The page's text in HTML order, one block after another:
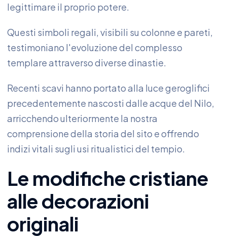
legittimare il proprio potere.
Questi simboli regali, visibili su colonne e pareti,
testimoniano l'evoluzione del complesso
templare attraverso diverse dinastie.
Recenti scavi hanno portato alla luce geroglifici
precedentemente nascosti dalle acque del Nilo,
arricchendo ulteriormente la nostra
comprensione della storia del sito e offrendo
indizi vitali sugli usi ritualistici del tempio.
Le modifiche cristiane
alle decorazioni
originali